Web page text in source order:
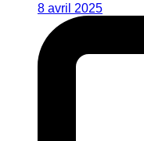
8 avril 2025